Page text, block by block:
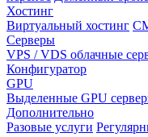
Хостинг
Виртуальный хостинг
Серверы
VPS / VDS облачные
Конфигуратор
GPU
Выделенные GPU
Дополнительно
Разовые услуги